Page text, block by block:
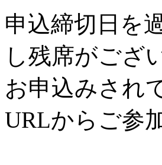
申込締切日を
し残席がござ
お申込みされ
URLからご参